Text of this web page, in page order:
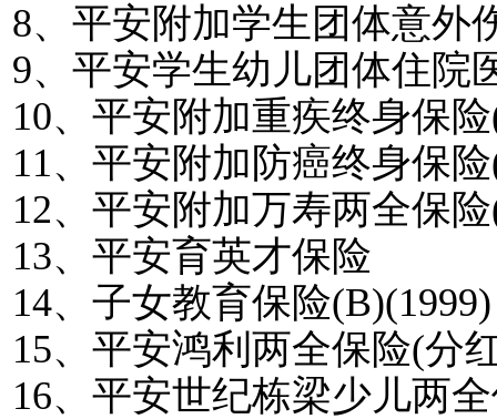
8、平安附加学生团体意外
9、平安学生幼儿团体住院
10、平安附加重疾终身保险
11、平安附加防癌终身保险
12、平安附加万寿两全保险
13、平安育英才保险
14、子女教育保险(B)(1999)
15、平安鸿利两全保险(分
16、平安世纪栋梁少儿两